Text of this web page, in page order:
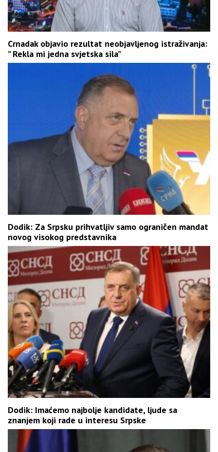
Crnadak objavio rezultat neobjavljenog istraživanja:
” Rekla mi jedna svjetska sila”
Dodik: Za Srpsku prihvatljiv samo ograničen mandat
novog visokog predstavnika
Dodik: Imaćemo najbolje kandidate, ljude sa
znanjem koji rade u interesu Srpske